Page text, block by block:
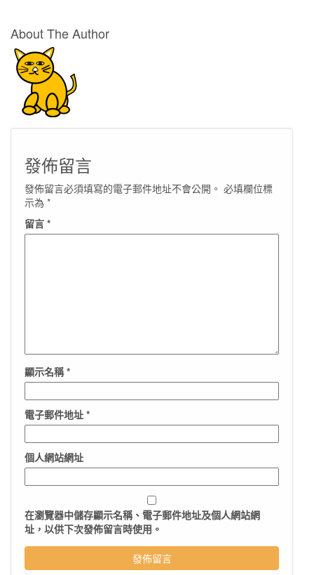
About The Author
發佈留言
發佈留言必須填寫的電子郵件地址不會公開。 必填欄位標
示為 *
留言 *
顯示名稱*
電子郵件地址 *
個人網站網址
在瀏覽器中儲存顯示名稱、電子郵件地址及個人網站網
址，以供下次發佈留言時使用。